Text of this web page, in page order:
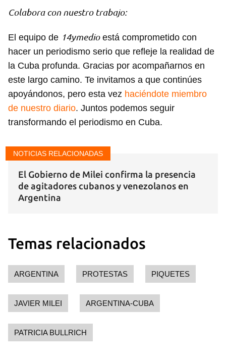
Colabora con nuestro trabajo:
El equipo de 14ymedioestá comprometido con
hacer un periodismo serio que refleje la realidad de
la Cuba profunda. Gracias por acompañarnos en
este largo camino. Te invitamos a que continúes
apoyándonos, pero esta vez haciéndote miembro
de nuestro diario. Juntos podemos seguir
transformando el periodismo en Cuba.
NOTICIAS RELACIONADAS
El Gobierno de Milei confirma la presencia
de agitadores cubanos y venezolanos en
Argentina
Temas relacionados
ARGENTINA PROTESTAS PIQUETES
JAVIER MILEI ARGENTINA-CUBA
PATRICIA BULLRICH